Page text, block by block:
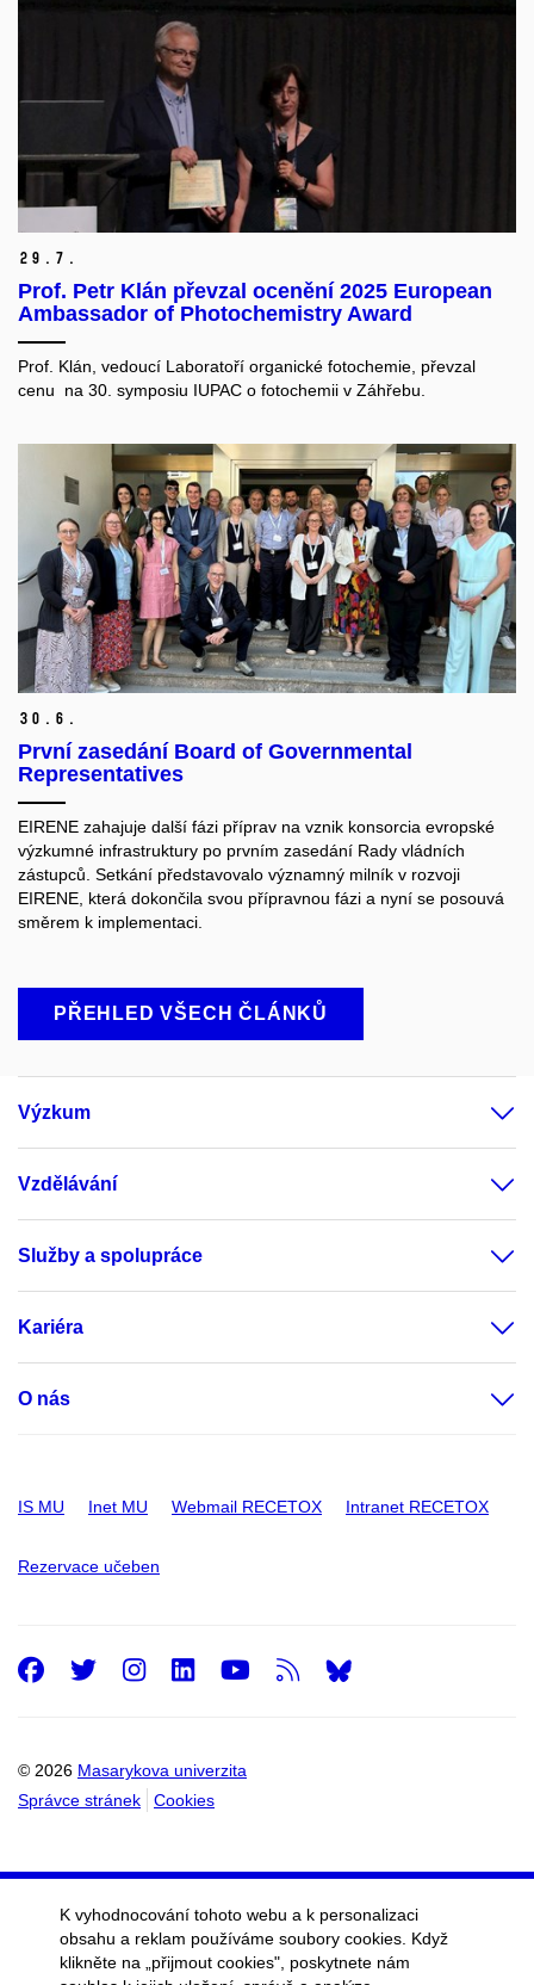
29. 7.
Prof. Petr Klán převzal ocenění 2025 European
Ambassador of Photochemistry Award
Prof. Klán, vedoucí Laboratoří organické fotochemie, převzal
cenu na 30. symposiu IUPAC o fotochemii v Záhřebu.
30. 6.
První zasedání Board of Governmental
Representatives
EIRENE zahajuje další fázi příprav na vznik konsorcia evropské
výzkumné infrastruktury po prvním zasedání Rady vládních
zástupců. Setkání představovalo významný milník v rozvoji
EIRENE, která dokončila svou přípravnou fázi a nyní se posouvá
směrem k implementaci.
PŘEHLED VŠECH ČLÁNKŮ
Výzkum
Vzdělávání
Služby a spolupráce
Kariéra
O nás
IS MU Inet MU Webmail RECETOX Intranet RECETOX
Rezervace učeben
© 2026 Masarykova univerzita
Správce stránek
Cookies
Facebook
Twitter
Instagram
LinkedIn
Youtube
RSS
K vyhodnocování tohoto webu a k personalizaci
obsahu a reklam používáme soubory cookies. Když
klikněte na „přijmout cookies", poskytnete nám